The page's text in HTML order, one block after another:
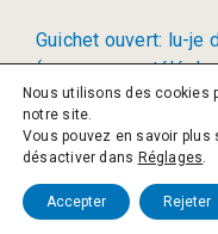
Guichet ouvert: lu-je
(permanence
17h00)
© 2026 La Région SA
Politique de
Nous utilisons des cookies
notre site.
Vous pouvez en savoir
désactiver dans Réglages.
Accepter Rejeter